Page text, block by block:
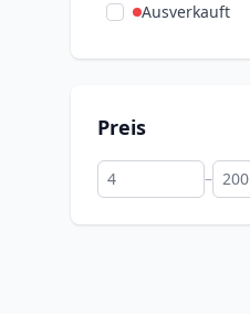
Ausverkauft
Preis
–